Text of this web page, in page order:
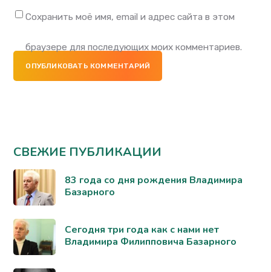
Сохранить моё имя, email и адрес сайта в этом
браузере для последующих моих комментариев.
ОПУБЛИКОВАТЬ КОММЕНТАРИЙ
СВЕЖИЕ ПУБЛИКАЦИИ
83 года со дня рождения Владимира
Базарного
Сегодня три года как с нами нет
Владимира Филипповича Базарного